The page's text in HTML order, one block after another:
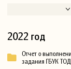
2022 год
Отчет о
задания ГБУК